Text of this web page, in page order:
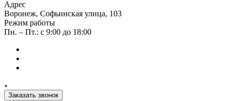
Адрес
Воронеж, Софьинская улица, 103
Режим работы
Пн. – Пт.: с 9:00 до 18:00
Заказать звонок